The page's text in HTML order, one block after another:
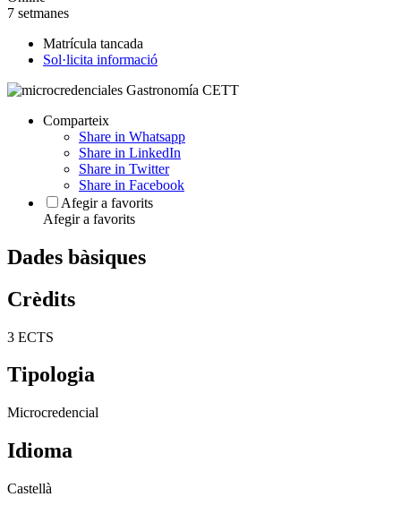
7 setmanes
Matrícula tancada
Sol·licita informació
Comparteix
Share in Whatsapp
Share in LinkedIn
Share in Twitter
Share in Facebook
Afegir a favorits
Afegir a favorits
Dades bàsiques
Crèdits
3 ECTS
Tipologia
Microcredencial
Idioma
Castellà